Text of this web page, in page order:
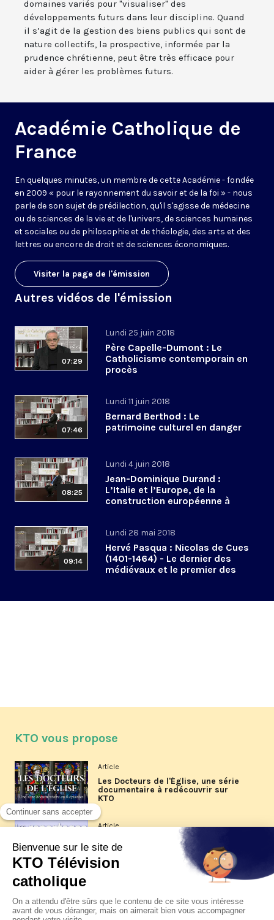
domaines variés pour "visualiser" des
développements futurs dans leur discipline. Quand
il s’agit de la gestion des biens publics qui sont de
nature collectifs, la prospective, informée par la
prudence chrétienne, peut être très efficace pour
aider à gérer les problèmes futurs.
Académie Catholique de
France
En quelques minutes, un membre de cette Académie - fondée
en 2009 « pour le rayonnement du savoir et de la foi » - nous
parle de son sujet de prédilection, qu'il s'agisse de médecine
ou de sciences de la vie et de l'univers, de sciences humaines
et sociales ou de philosophie et de théologie, des arts et des
lettres ou encore de droit et de sciences économiques.
Visiter la page de l'émission
Autres vidéos de l'émission
07:29
Lundi 25 juin 2018
Père Capelle-Dumont : Le
Catholicisme contemporain en
procès
07:46
Lundi 11 juin 2018
Bernard Berthod : Le
patrimoine culturel en danger
08:25
Lundi 4 juin 2018
Jean-Dominique Durand :
L’Italie et l’Europe, de la
construction européenne à
09:14
Lundi 28 mai 2018
Hervé Pasqua : Nicolas de Cues
(1401-1464) - Le dernier des
médiévaux et le premier des
KTO vous propose
Article
Les Docteurs de l'Église, une série
documentaire à redécouvrir sur
KTO
Article
Les reportages d'été 2026 de KTO
La visite pastorale du pape Léon
XIV à Assise à suivre sur KTO le
jeudi 6 août